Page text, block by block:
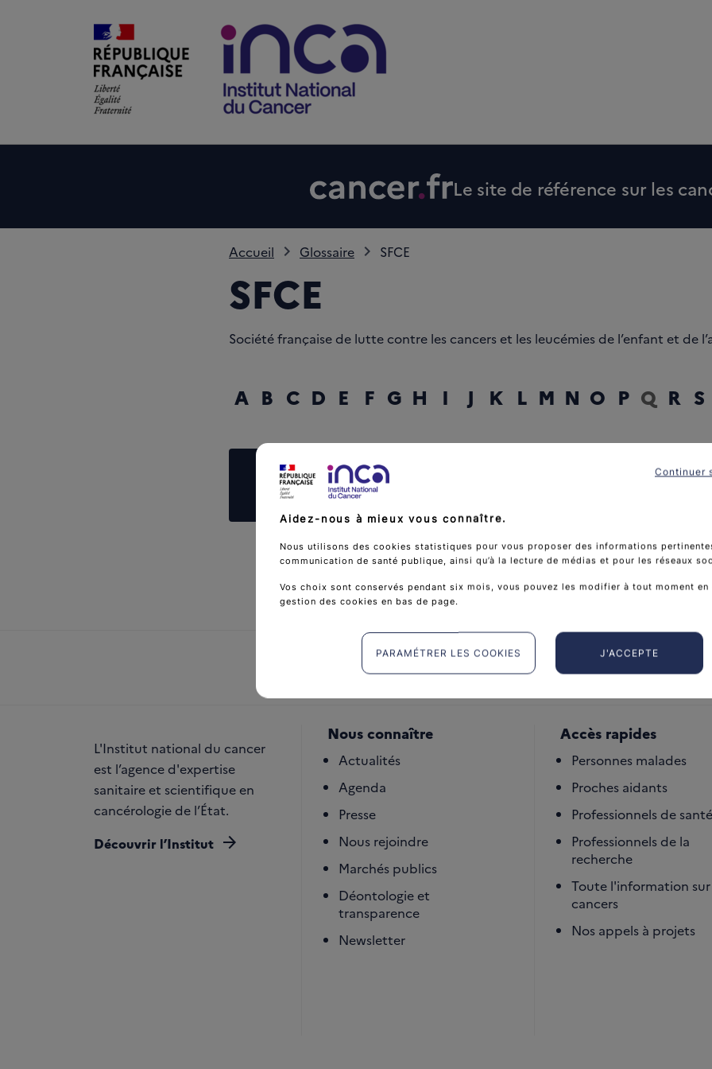
Le site de référence sur les
Accueil Glossaire SFCE
SFCE
Société française de lutte contre les cancers et les leucémies de l’enfant et de
A B C D E F G H I J K L M N O P Q R S
Rechercher un mot
L'Institut national du cancer
est l’agence d'expertise
sanitaire et scientifique en
cancérologie de l’État.
Découvrir l’Institut arrow_forward
Nous connaître
Actualités
Agenda
Presse
Nous rejoindre
Marchés publics
Déontologie et
transparence
Newsletter
Accès rapides
Personnes malades
Proches aidants
Professionnels de santé
Professionnels de la
recherche
Toute l'information sur
cancers
Nos appels à projets
Aidez-nous à mieux vous connaître.
Nous utilisons des cookies statistiques pour vous proposer des informations
communication de santé publique, ainsi qu’à la lecture de médias et pour les réseaux
Vos choix sont conservés pendant six mois, vous pouvez les modifier à tout moment en
gestion des cookies en bas de page.
J'ACCEPTE
PARAMÉTRER LES COOKIES
Continuer